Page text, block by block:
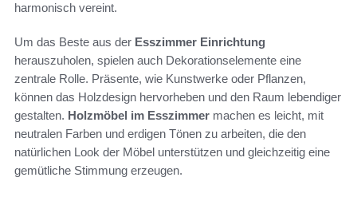
harmonisch vereint.
Um das Beste aus der Esszimmer Einrichtung
herauszuholen, spielen auch Dekorationselemente eine
zentrale Rolle. Präsente, wie Kunstwerke oder Pflanzen,
können das Holzdesign hervorheben und den Raum lebendiger
gestalten. Holzmöbel im Esszimmer machen es leicht, mit
neutralen Farben und erdigen Tönen zu arbeiten, die den
natürlichen Look der Möbel unterstützen und gleichzeitig eine
gemütliche Stimmung erzeugen.